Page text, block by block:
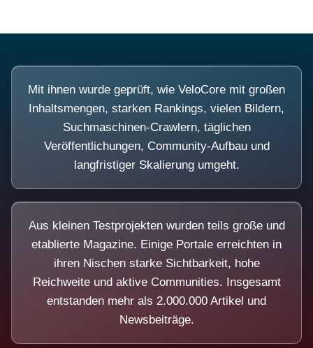
Mit ihnen wurde geprüft, wie VeloCore mit großen
Inhaltsmengen, starken Rankings, vielen Bildern,
Suchmaschinen-Crawlern, täglichen
Veröffentlichungen, Community-Aufbau und
langfristiger Skalierung umgeht.
Aus kleinen Testprojekten wurden teils große und
etablierte Magazine. Einige Portale erreichten in
ihren Nischen starke Sichtbarkeit, hohe
Reichweite und aktive Communities. Insgesamt
entstanden mehr als 2.000.000 Artikel und
Newsbeiträge.